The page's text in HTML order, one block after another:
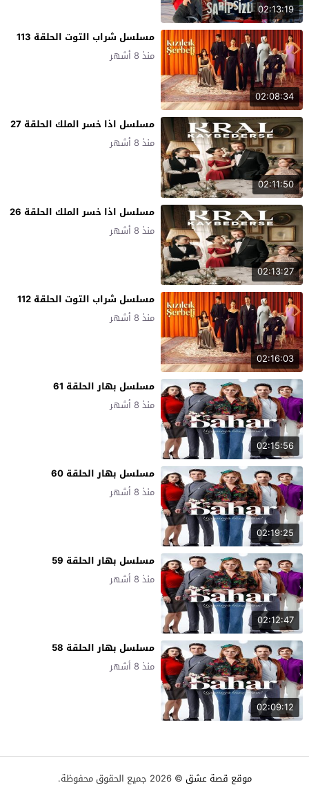
02:13:19
02:08:34
مسلسل شراب التوت الحلقة 113
منذ 8 أشهر
02:11:50
مسلسل اذا خسر الملك الحلقة 27
منذ 8 أشهر
02:13:27
مسلسل اذا خسر الملك الحلقة 26
منذ 8 أشهر
02:16:03
مسلسل شراب التوت الحلقة 112
منذ 8 أشهر
02:15:56
مسلسل بهار الحلقة 61
منذ 8 أشهر
02:19:25
مسلسل بهار الحلقة 60
منذ 8 أشهر
02:12:47
مسلسل بهار الحلقة 59
منذ 8 أشهر
02:09:12
مسلسل بهار الحلقة 58
منذ 8 أشهر
موقع قصة عشق © 2026 جميع الحقوق محفوظة.